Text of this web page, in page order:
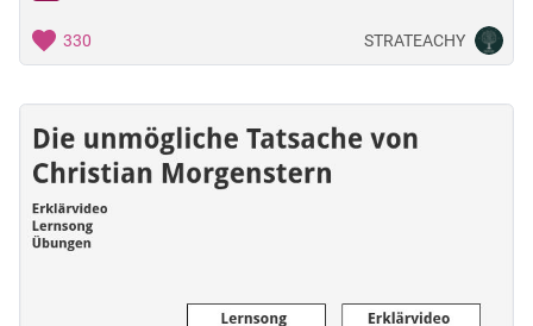
330 STRATEACHY